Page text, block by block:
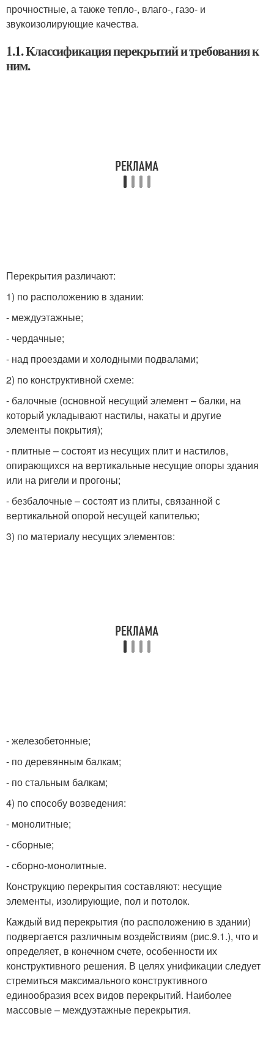
прочностные, а также тепло-, влаго-, газо- и
звукоизолирующие качества.
1.1. Классификация перекрытий и требования к
ним.
Перекрытия различают:
1) по расположению в здании:
- междуэтажные;
- чердачные;
- над проездами и холодными подвалами;
2) по конструктивной схеме:
- балочные (основной несущий элемент – балки, на
который укладывают настилы, накаты и другие
элементы покрытия);
- плитные – состоят из несущих плит и настилов,
опирающихся на вертикальные несущие опоры здания
или на ригели и прогоны;
- безбалочные – состоят из плиты, связанной с
вертикальной опорой несущей капителью;
3) по материалу несущих элементов:
- железобетонные;
- по деревянным балкам;
- по стальным балкам;
4) по способу возведения:
- монолитные;
- сборные;
- сборно-монолитные.
Конструкцию перекрытия составляют: несущие
элементы, изолирующие, пол и потолок.
Каждый вид перекрытия (по расположению в здании)
подвергается различным воздействиям (рис.9.1.), что и
определяет, в конечном счете, особенности их
конструктивного решения. В целях унификации следует
стремиться максимального конструктивного
единообразия всех видов перекрытий. Наиболее
массовые – междуэтажные перекрытия.